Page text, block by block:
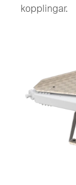
kopplingar.